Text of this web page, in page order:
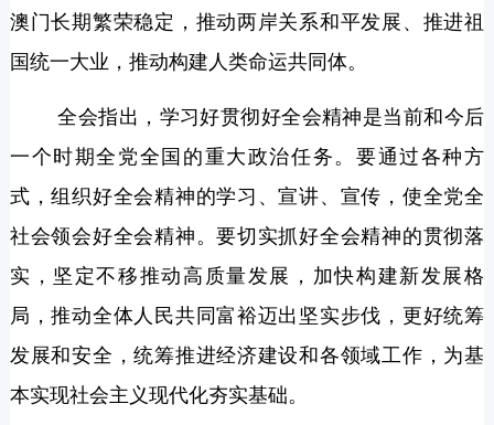
澳门长期繁荣稳定，推动两岸关系和平发展、推进祖
国统一大业，推动构建人类命运共同体。
全会指出，学习好贯彻好全会精神是当前和今后
一个时期全党全国的重大政治任务。要通过各种方
式，组织好全会精神的学习、宣讲、宣传，使全党全
社会领会好全会精神。要切实抓好全会精神的贯彻落
实，坚定不移推动高质量发展，加快构建新发展格
局，推动全体人民共同富裕迈出坚实步伐，更好统筹
发展和安全，统筹推进经济建设和各领域工作，为基
本实现社会主义现代化夯实基础。